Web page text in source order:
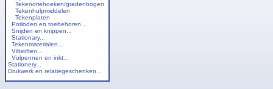
Tekendriehoeken/gradenbogen
Tekenhulpmiddelen
Tekenplaten
Potloden en toebehoren...
Snijden en knippen...
Stationary...
Tekenmaterialen...
Viltstiften...
Vulpennen en inkt...
Stationery...
Drukwerk en relatiegeschenken...